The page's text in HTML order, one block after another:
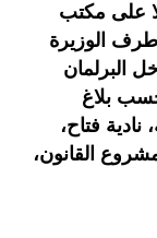
على مكتب
الوزيرة
البرلمان
بلاغ
فتاح،
القانون،